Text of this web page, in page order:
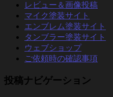
レビュー＆画像投稿
マイク塗装サイト
エンブレム塗装サイト
タンブラー塗装サイト
ウェブショップ
ご依頼時の確認事項
投稿ナビゲーション